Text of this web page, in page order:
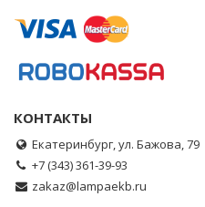
КОНТАКТЫ
Екатеринбург, ул. Бажова, 79
+7 (343) 361-39-93
zakaz@lampaekb.ru